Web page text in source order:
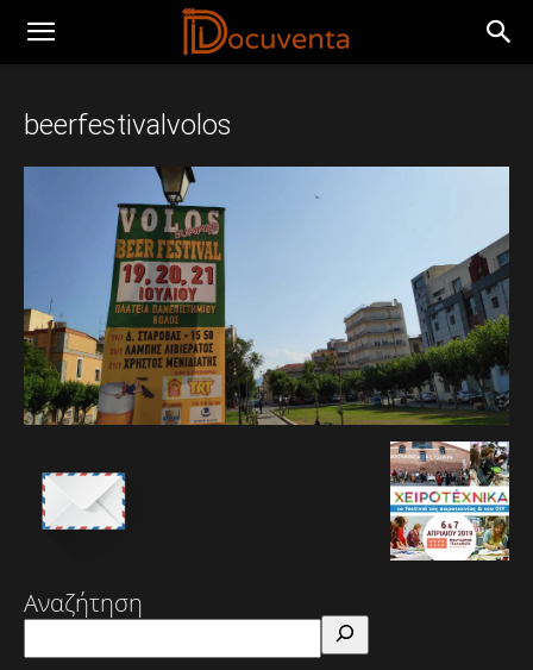
beerfestivalvolos
Αναζήτηση